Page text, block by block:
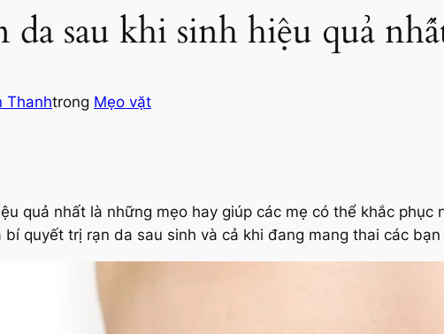
da sau khi sinh hiệu quả
Thanhtrong Mẹo vặt
quả nhất là những mẹo hay giúp các mẹ có thể khắc phục
quyết trị rạn da sau sinh và cả khi đang mang thai các